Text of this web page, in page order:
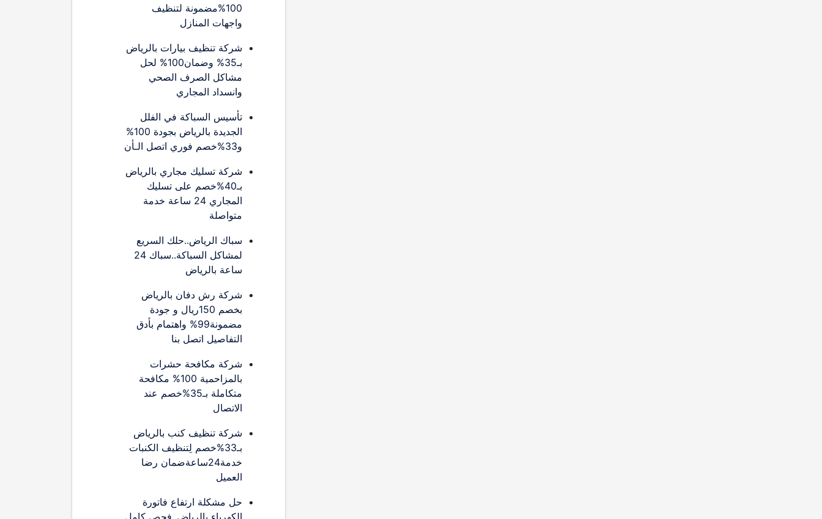
100%مضمونة لتنظيف
واجهات المنازل
شركة تنظيف بيارات بالرياض
بـ35% وضمان100% لحل
مشاكل الصرف الصحي
وانسداد المجاري
تأسيس السباكة في الفلل
الجديدة بالرياض بجودة 100%
و33%خصم فوري اتصل الـأن
شركة تسليك مجاري بالرياض
بـ40%خصم على تسليك
المجاري 24 ساعة خدمة
متواصلة
سباك الرياض..حلك السريع
لمشاكل السباكة..سباك 24
ساعة بالرياض
شركة رش دفان بالرياض
بخصم 150ريال و جودة
مضمونة99% واهتمام بأدق
التفاصيل اتصل بنا
شركة مكافحة حشرات
بالمزاحمية 100% مكافحة
متكاملة بـ35%خصم عند
الاتصال
شركة تنظيف كنب بالرياض
بـ33%خصم لِتنظيف الكنبات
خدمة24ساعةضمان رضا
العميل
حل مشكلة ارتفاع فاتورة
الكهرباء بالرياض..فحص كامل